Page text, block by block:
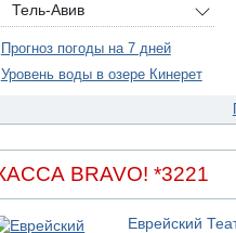
07.08.2026 17:51
БАГАЦ отказался заморозить
налоговых льгот для
07.08.2026 17:48
В Иерусалиме водитель
07.08.2026 13:47
армия сообщила о
Тель-Авив
Прогноз погоды на 7 дней
Уровень воды в озере Кинерет
BRAVO! *3221
Еврейский